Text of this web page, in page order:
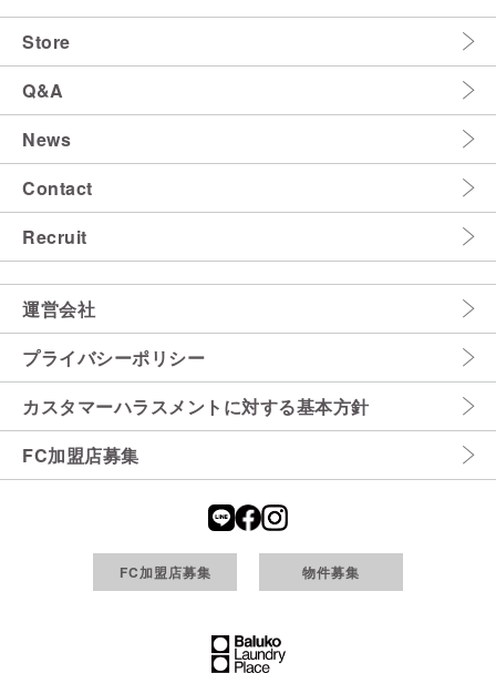
Store
Q&A
News
Contact
Recruit
運営会社
プライバシーポリシー
カスタマーハラスメントに対する基本方針
FC加盟店募集
FC加盟店募集 物件募集